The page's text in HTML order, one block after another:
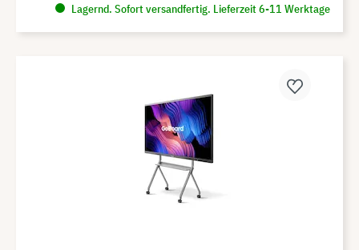
Lagernd. Sofort versandfertig. Lieferzeit 6-11 Werktage